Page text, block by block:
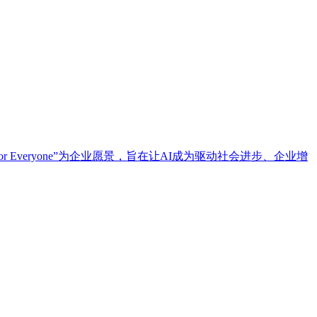
Everyone”为企业愿景，旨在让AI成为驱动社会进步、企业增